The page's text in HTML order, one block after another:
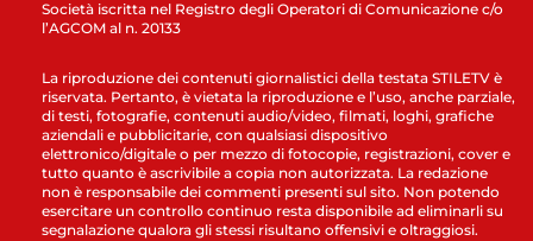
Società iscritta nel Registro degli Operatori di Comunicazione c/o
l’AGCOM al n. 20133
La riproduzione dei contenuti giornalistici della testata STILETV è
riservata. Pertanto, è vietata la riproduzione e l’uso, anche parziale,
di testi, fotografie, contenuti audio/video, filmati, loghi, grafiche
aziendali e pubblicitarie, con qualsiasi dispositivo
elettronico/digitale o per mezzo di fotocopie, registrazioni, cover e
tutto quanto è ascrivibile a copia non autorizzata. La redazione
non è responsabile dei commenti presenti sul sito. Non potendo
esercitare un controllo continuo resta disponibile ad eliminarli su
segnalazione qualora gli stessi risultano offensivi e oltraggiosi.